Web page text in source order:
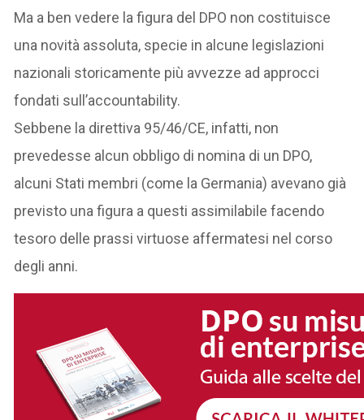
Ma a ben vedere la figura del DPO non costituisce
una novità assoluta, specie in alcune legislazioni
nazionali storicamente più avvezze ad approcci
fondati sull’accountability.
Sebbene la direttiva 95/46/CE, infatti, non
prevedesse alcun obbligo di nomina di un DPO,
alcuni Stati membri (come la Germania) avevano già
previsto una figura a questi assimilabile facendo
tesoro delle prassi virtuose affermatesi nel corso
degli anni.